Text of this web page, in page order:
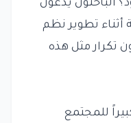
الباحثون يدعون
تطوير نظم
تكرار مثل هذه
للمجتمع